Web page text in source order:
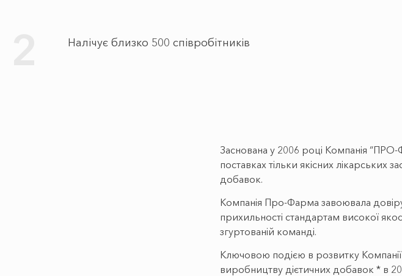
Налічує близко 500 співробітників
Заснована у 2006 році Компанія
поставках тільки якісних лікарських
добавок.
Компанія Про-Фарма завоювала довіру
прихильності стандартам високої
згуртованій команді.
Ключовою подією в розвитку
виробництву дієтичних добавок * в